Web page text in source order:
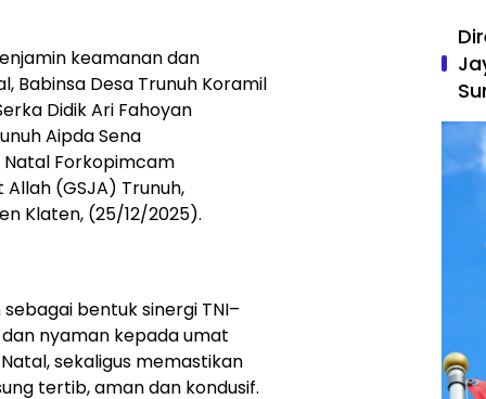
keamanan dan
Babinsa Desa Trunuh Koramil
Didik Ari Fahoyan
Aipda Sena
Forkopimcam
(GSJA) Trunuh,
Klaten, (25/12/2025).
bentuk sinergi TNI–
nyaman kepada umat
sekaligus memastikan
tertib, aman dan kondusif.